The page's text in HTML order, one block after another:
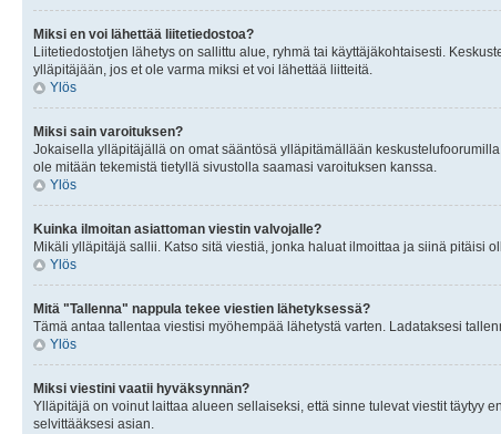
Miksi en voi lähettää liitetiedostoa?
Liitetiedostotjen lähetys on sallittu alue, ryhmä tai käyttäjäkohtaisesti.
ylläpitäjään, jos et ole varma miksi et voi lähettää liitteitä.
Ylös
Miksi sain varoituksen?
Jokaisella ylläpitäjällä on omat sääntösä ylläpitämällään
ole mitään tekemistä tietyllä sivustolla saamasi varoituksen kanssa.
Ylös
Kuinka ilmoitan asiattoman viestin valvojalle?
Mikäli ylläpitäjä sallii. Katso sitä viestiä, jonka haluat ilmoittaa ja siinä pitäisi
Ylös
Mitä "Tallenna" nappula tekee viestien lähetyksessä?
Tämä antaa tallentaa viestisi myöhempää lähetystä varten. Ladataksesi
Ylös
Miksi viestini vaatii hyväksynnän?
Ylläpitäjä on voinut laittaa alueen sellaiseksi, että sinne tulevat viestit täytyy
selvittääksesi asian.